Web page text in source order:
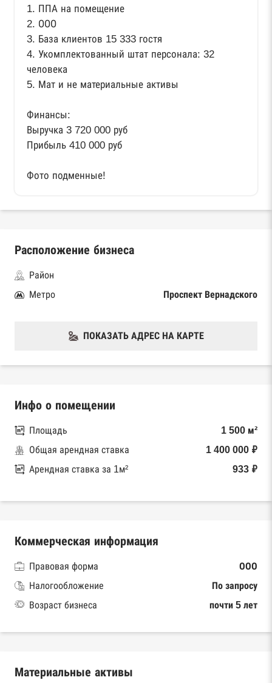
1. ППА на помещение
2. ООО
3. База клиентов 15 333 гостя
4. Укомплектованный штат персонала: 32
человека
5. Мат и не материальные активы
Финансы:
Выручка 3 720 000 руб
Прибыль 410 000 руб
Фото подменные!
Расположение бизнеса
Район
Метро
Проспект Вернадского
ПОКАЗАТЬ АДРЕС НА КАРТЕ
Инфо о помещении
Площадь
1 500 м²
Общая арендная ставка
1 400 000 ₽
Арендная ставка за 1м²
933 ₽
Коммерческая информация
Правовая форма
ООО
Налогообложение
По запросу
Возраст бизнеса
почти 5 лет
Материальные активы